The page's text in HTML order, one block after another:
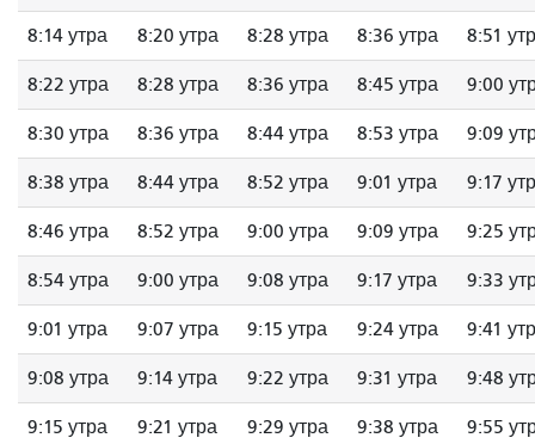
8:14 утра 8:20 утра 8:28 утра 8:36 утра 8:51
8:22 утра 8:28 утра 8:36 утра 8:45 утра 9:00
8:30 утра 8:36 утра 8:44 утра 8:53 утра 9:09
8:38 утра 8:44 утра 8:52 утра 9:01 утра 9:17
8:46 утра 8:52 утра 9:00 утра 9:09 утра 9:25
8:54 утра 9:00 утра 9:08 утра 9:17 утра 9:33
9:01 утра 9:07 утра 9:15 утра 9:24 утра 9:41
9:08 утра 9:14 утра 9:22 утра 9:31 утра 9:48
9:15 утра 9:21 утра 9:29 утра 9:38 утра 9:55